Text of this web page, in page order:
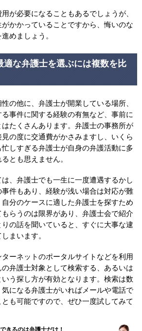
が必要になることもあるでしょうが、
かかっていることですから、悔いのな
めましょう。
適な弁護士を選ぶには複数を比
の他に、弁護士が開業している場所、
事件に関する経験の有無など、事前に
たくさんあります。弁護士の事務所が
の度に交通費がかさみますし、いくら
しすぎる弁護士が自身の弁護活動に多
とも思えません。
、弁護士でも一生に一度遭遇するかし
件もあり、経験が浅い場合は対応が難
分のケースに適した弁護士を探すため
らうのは限界があり、弁護士会で紹介
の話を聞いていると、すぐに大事な逮
まいます。
ーネットのポータルサイトなどを利用
弁護士対象として検索する、あるいは
う探し方が有効となります。検索は数
になる弁護士がいればメールや電話で
も可能ですので、ぜひ一度試してみて
きるのは弁護士だけ！